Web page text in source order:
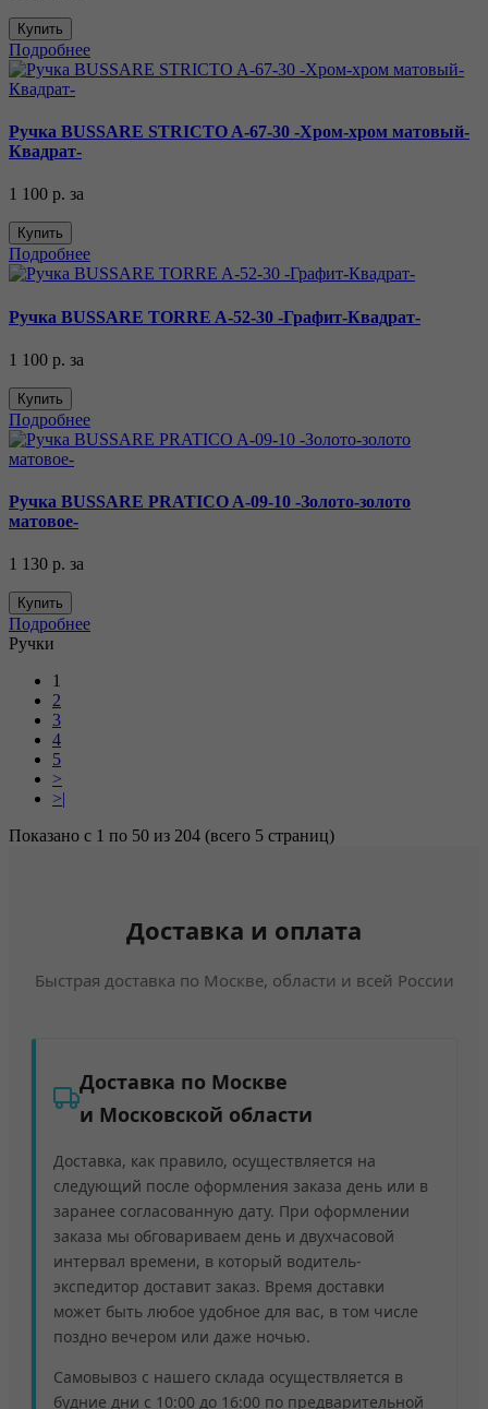
Купить
Подробнее
Ручка BUSSARE STRICTO A-67-30 -Хром-хром матовый-
Квадрат-
1 100 р. за
Купить
Подробнее
Ручка BUSSARE TORRE A-52-30 -Графит-Квадрат-
1 100 р. за
Купить
Подробнее
Ручка BUSSARE PRATICO A-09-10 -Золото-золото
матовое-
1 130 р. за
Купить
Подробнее
Ручки
1
2
3
4
5
>
>|
Показано с 1 по 50 из 204 (всего 5 страниц)
Доставка и оплата
Быстрая доставка по Москве, области и всей России
Доставка по Москве
и Московской области
Доставка, как правило, осуществляется на
следующий после оформления заказа день или в
заранее согласованную дату. При оформлении
заказа мы обговариваем день и двухчасовой
интервал времени, в который водитель-
экспедитор доставит заказ. Время доставки
может быть любое удобное для вас, в том числе
поздно вечером или даже ночью.
Самовывоз с нашего склада осуществляется в
будние дни с 10:00 до 16:00 по предварительной